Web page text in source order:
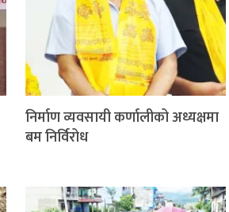
निर्माण व्यवसायी कर्णालीको अध्यक्षमा
बम निर्विरोध